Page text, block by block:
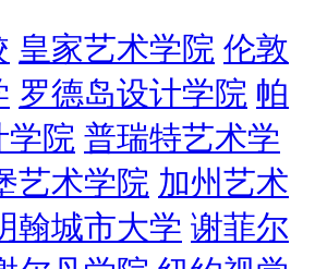
皇家艺术学院 伦敦
罗德岛设计学院 帕
学院 普瑞特艺术学
艺术学院 加州艺术
翰城市大学 谢菲尔